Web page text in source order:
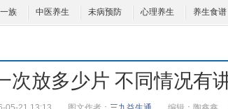
族 中医养生 未病预防 心理养生 养生食谱
次放多少片 不同情况有